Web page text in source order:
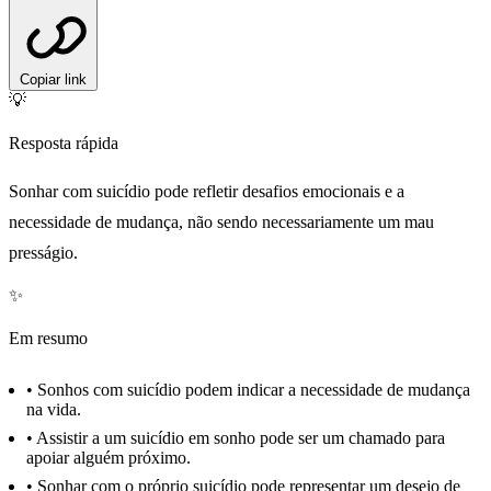
Copiar link
💡
Resposta rápida
Sonhar com suicídio pode refletir desafios emocionais e a
necessidade de mudança, não sendo necessariamente um mau
presságio.
✨
Em resumo
• Sonhos com suicídio podem indicar a necessidade de mudança
na vida.
• Assistir a um suicídio em sonho pode ser um chamado para
apoiar alguém próximo.
• Sonhar com o próprio suicídio pode representar um desejo de